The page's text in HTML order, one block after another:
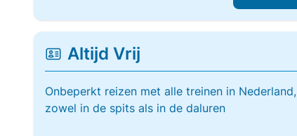
Altijd Vrij
Onbeperkt reizen met alle treinen in Nederland,
zowel in de spits als in de daluren